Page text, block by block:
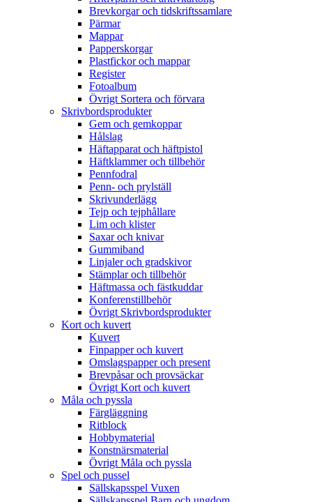
Brevkorgar och tidskriftssamlare
Pärmar
Mappar
Papperskorgar
Plastfickor och mappar
Register
Fotoalbum
Övrigt Sortera och förvara
Skrivbordsprodukter
Gem och gemkoppar
Hålslag
Häftapparat och häftpistol
Häftklammer och tillbehör
Pennfodral
Penn- och prylställ
Skrivunderlägg
Tejp och tejphållare
Lim och klister
Saxar och knivar
Gummiband
Linjaler och gradskivor
Stämplar och tillbehör
Häftmassa och fästkuddar
Konferenstillbehör
Övrigt Skrivbordsprodukter
Kort och kuvert
Kuvert
Finpapper och kuvert
Omslagspapper och present
Brevpåsar och provsäckar
Övrigt Kort och kuvert
Måla och pyssla
Färgläggning
Ritblock
Hobbymaterial
Konstnärsmaterial
Övrigt Måla och pyssla
Spel och pussel
Sällskapsspel Vuxen